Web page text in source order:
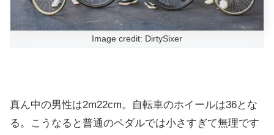
Image credit: DirtySixer
真ん中の男性は2m22cm。自転車のホイールは36とな
る。こうなると普通のペダルでは小さすぎて無理です